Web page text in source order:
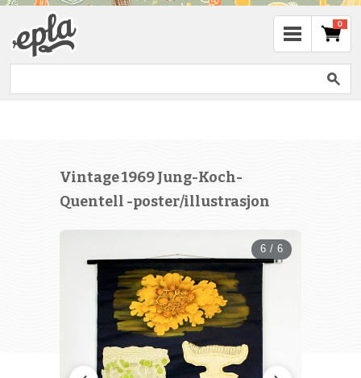
0
Vintage 1969 Jung-Koch-
Quentell -poster/illustrasjon
6 / 6